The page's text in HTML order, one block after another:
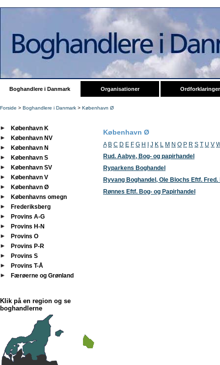
Boghandlere i Danmark Organisationer Ordforklaringer
Forside > Boghandlere i Danmark > København Ø
København K
København NV
København N
København S
København SV
København V
København Ø
Københavns omegn
Frederiksberg
Provins A-G
Provins H-N
Provins O
Provins P-R
Provins S
Provins T-Å
Færøerne og Grønland
Klik på en region og se
boghandlerne
København Ø
A B C D E F G H J K L M N O P R S T U V
Rud. Aabye, Bog- og papirhandel
Ryparkens Boghandel
Ryvang Boghandel, Ole Blochs Eftf.
Rønnes Eftf. Bog- og Papirhandel